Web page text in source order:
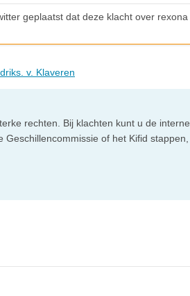
geplaatst dat deze klacht over
v. Klaveren
rechten. Bij klachten kunt u de interne
of het Kifid